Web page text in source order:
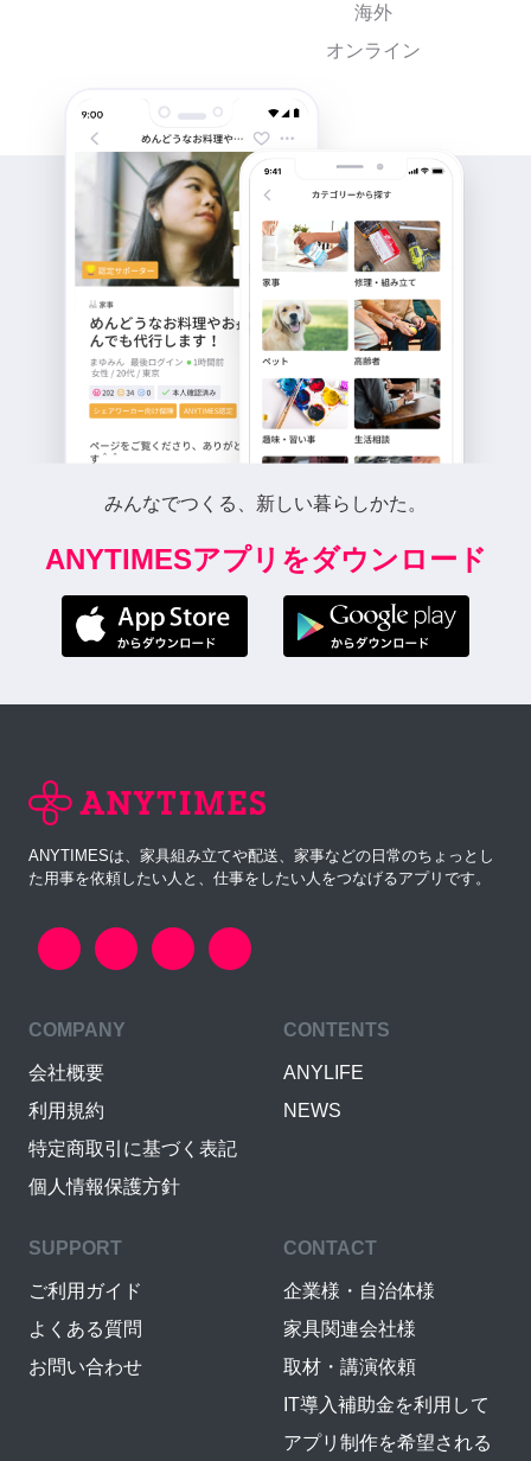
海外
オンライン
みんなでつくる、新しい暮らしかた。
ANYTIMESアプリをダウンロード
ANYTIMESは、家具組み立てや配送、家事などの日常のちょっとし
た用事を依頼したい人と、仕事をしたい人をつなげるアプリです。
COMPANY
会社概要
利用規約
特定商取引に基づく表記
個人情報保護方針
CONTENTS
ANYLIFE
NEWS
SUPPORT
ご利用ガイド
よくある質問
お問い合わせ
CONTACT
企業様・自治体様
家具関連会社様
取材・講演依頼
IT導入補助金を利用して
アプリ制作を希望される